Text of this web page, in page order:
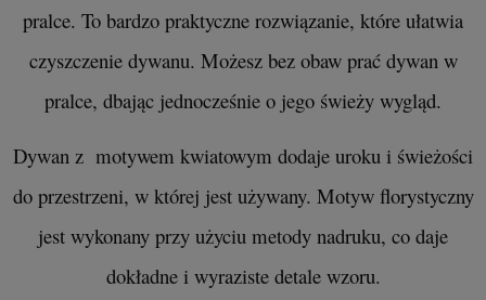
pralce. To bardzo praktyczne rozwiązanie, które ułatwia
czyszczenie dywanu. Możesz bez obaw prać dywan w
pralce, dbając jednocześnie o jego świeży wygląd.
Dywan z motywem kwiatowym dodaje uroku i świeżości
do przestrzeni, w której jest używany. Motyw florystyczny
jest wykonany przy użyciu metody nadruku, co daje
dokładne i wyraziste detale wzoru.